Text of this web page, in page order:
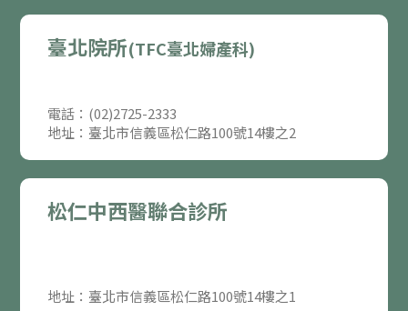
臺北院所(TFC臺北婦產科)
電話：(02)2725-2333
地址：臺北市信義區松仁路100號14樓之2
松仁中西醫聯合診所
地址：臺北市信義區松仁路100號14樓之1